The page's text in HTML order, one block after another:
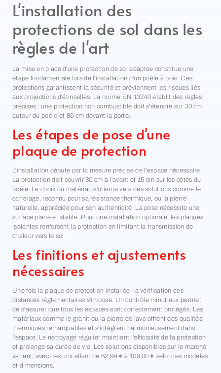
L'installation des
protections de sol dans les
règles de l'art
La mise en place d'une protection de sol adaptée constitue une
étape fondamentale lors de l'installation d'un poêle à bois. Ces
protections garantissent la sécurité et préviennent les risques liés
aux projections d'étincelles. La norme EN 13240 établit des règles
précises : une protection non combustible doit s'étendre sur 30 cm
autour du poêle et 80 cm devant la porte.
Les étapes de pose d'une
plaque de protection
L'installation débute par la mesure précise de l'espace nécessaire.
La protection doit couvrir 30 cm à l'avant et 15 cm sur les côtés du
poêle. Le choix du matériau s'oriente vers des solutions comme le
carrelage, reconnu pour sa résistance thermique, ou la pierre
naturelle, appréciée pour son authenticité. La pose nécessite une
surface plane et stable. Pour une installation optimale, les plaques
isolantes renforcent la protection en limitant la transmission de
chaleur vers le sol.
Les finitions et ajustements
nécessaires
Une fois la plaque de protection installée, la vérification des
distances réglementaires s'impose. Un contrôle minutieux permet
de s'assurer que tous les espaces sont correctement protégés. Les
matériaux comme le granit ou la pierre de lave offrent des qualités
thermiques remarquables et s'intègrent harmonieusement dans
l'espace. Le nettoyage régulier maintient l'efficacité de la protection
et prolonge sa durée de vie. Les solutions disponibles sur le marché
varient, avec des prix allant de 62,99 € à 109,00 € selon les modèles
et dimensions.